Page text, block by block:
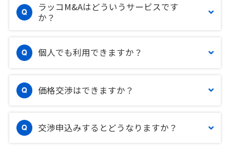
ラッコM&Aはどういうサービスです
か？
個人でも利用できますか？
価格交渉はできますか？
交渉申込みするとどうなりますか？